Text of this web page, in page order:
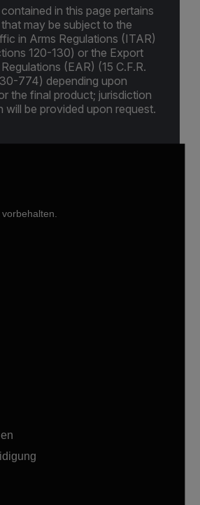
in this page pertains
may be subject to the
in Arms Regulations (ITAR)
120-130) or the Export
(EAR) (15 C.F.R.
774) depending upon
the final product; jurisdiction
will be provided upon request.